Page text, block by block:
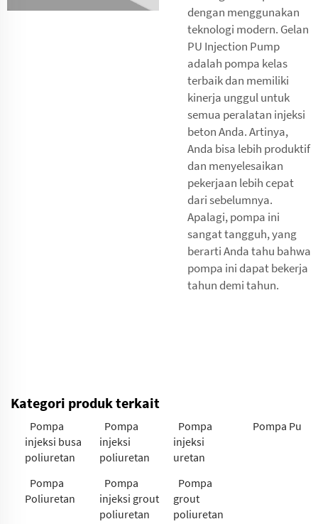
dengan menggunakan
teknologi modern. Gelan
PU Injection Pump
adalah pompa kelas
terbaik dan memiliki
kinerja unggul untuk
semua peralatan injeksi
beton Anda. Artinya,
Anda bisa lebih produktif
dan menyelesaikan
pekerjaan lebih cepat
dari sebelumnya.
Apalagi, pompa ini
sangat tangguh, yang
berarti Anda tahu bahwa
pompa ini dapat bekerja
tahun demi tahun.
Kategori produk terkait
Pompa
injeksi busa
poliuretan
Pompa
injeksi
poliuretan
Pompa
injeksi
uretan
Pompa Pu
Pompa
Poliuretan
Pompa
injeksi grout
poliuretan
Pompa
grout
poliuretan